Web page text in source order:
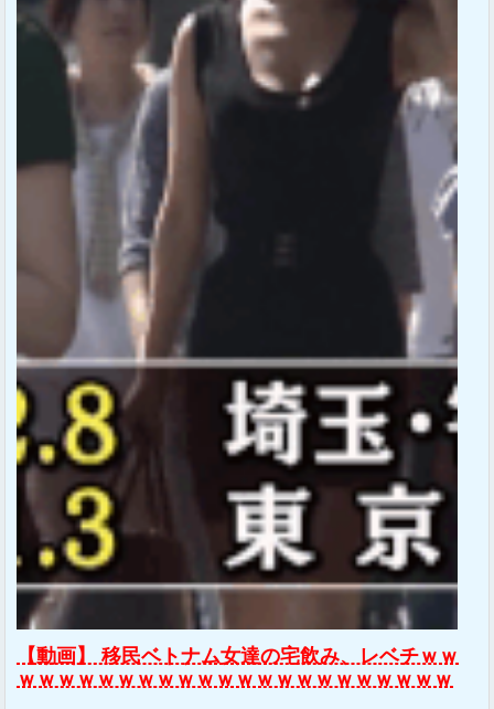
【動画】 移民ベトナム女達の宅飲み、レベチｗｗ
ｗｗｗｗｗｗｗｗｗｗｗｗｗｗｗｗｗｗｗｗｗｗ